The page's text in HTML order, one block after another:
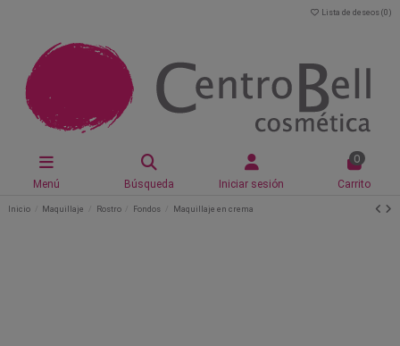
Lista de deseos (0 )
Menú Búsqueda Iniciar sesión
0
Carrito
Inicio Maquillaje Rostro Fondos Maquillaje en crema